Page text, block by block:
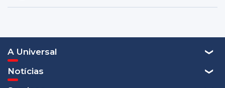
A Universal
Notícias